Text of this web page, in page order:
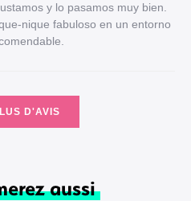
y lo pasamos muy bien.
nique fabuloso en un entorno
D'AVIS
aussi